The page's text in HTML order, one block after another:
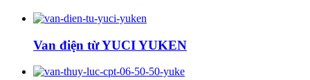
Van điện từ YUCI YUKEN